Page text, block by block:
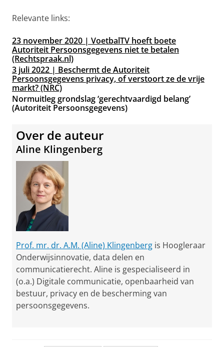
Relevante links:
23 november 2020 | VoetbalTV hoeft boete
Autoriteit Persoonsgegevens niet te betalen
(Rechtspraak.nl)
3 juli 2022 | Beschermt de Autoriteit
Persoonsgegevens privacy, of verstoort ze de vrije
markt? (NRC)
Normuitleg grondslag ‘gerechtvaardigd belang’
(Autoriteit Persoonsgegevens)
Over de auteur
Aline Klingenberg
Prof. mr. dr. A.M. (Aline) Klingenberg is Hoogleraar
Onderwijsinnovatie, data delen en
communicatierecht. Aline is gespecialiseerd in
(o.a.) Digitale communicatie, openbaarheid van
bestuur, privacy en de bescherming van
persoonsgegevens.